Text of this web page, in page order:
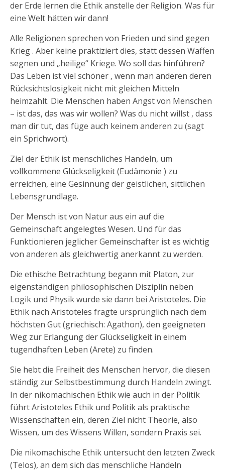
der Erde lernen die Ethik anstelle der Religion. Was für
eine Welt hätten wir dann!
Alle Religionen sprechen von Frieden und sind gegen
Krieg . Aber keine praktiziert dies, statt dessen Waffen
segnen und „heilige“ Kriege. Wo soll das hinführen?
Das Leben ist viel schöner , wenn man anderen deren
Rücksichtslosigkeit nicht mit gleichen Mitteln
heimzahlt. Die Menschen haben Angst von Menschen
– ist das, das was wir wollen? Was du nicht willst , dass
man dir tut, das füge auch keinem anderen zu (sagt
ein Sprichwort).
Ziel der Ethik ist menschliches Handeln, um
vollkommene Glückseligkeit (Eudämonie ) zu
erreichen, eine Gesinnung der geistlichen, sittlichen
Lebensgrundlage.
Der Mensch ist von Natur aus ein auf die
Gemeinschaft angelegtes Wesen. Und für das
Funktionieren jeglicher Gemeinschafter ist es wichtig
von anderen als gleichwertig anerkannt zu werden.
Die ethische Betrachtung begann mit Platon, zur
eigenständigen philosophischen Disziplin neben
Logik und Physik wurde sie dann bei Aristoteles. Die
Ethik nach Aristoteles fragte ursprünglich nach dem
höchsten Gut (griechisch: Agathon), den geeigneten
Weg zur Erlangung der Glückseligkeit in einem
tugendhaften Leben (Arete) zu finden.
Sie hebt die Freiheit des Menschen hervor, die diesen
ständig zur Selbstbestimmung durch Handeln zwingt.
In der nikomachischen Ethik wie auch in der Politik
führt Aristoteles Ethik und Politik als praktische
Wissenschaften ein, deren Ziel nicht Theorie, also
Wissen, um des Wissens Willen, sondern Praxis sei.
Die nikomachische Ethik untersucht den letzten Zweck
(Telos), an dem sich das menschliche Handeln